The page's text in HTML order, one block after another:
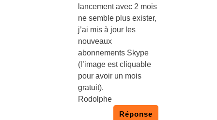
lancement avec 2 mois
ne semble plus exister,
j’ai mis à jour les
nouveaux
abonnements Skype
(l’image est cliquable
pour avoir un mois
gratuit).
Rodolphe
Réponse